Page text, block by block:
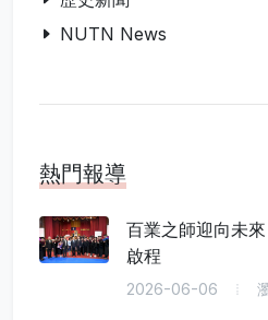
NUTN News
熱門報導
百業之師迎向未
啟程
2026-06-06